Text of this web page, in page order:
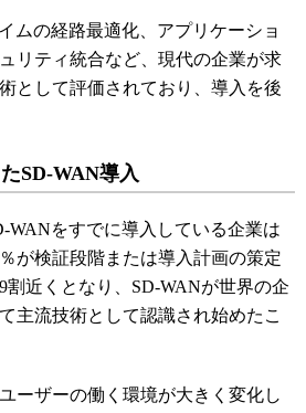
ムの経路最適化、アプリケーショ
リティ統合など、現代の企業が求
として評価されており、導入を後
SD-WAN導入
WANをすでに導入している企業は
が検証段階または導入計画の策定
近くとなり、SD-WANが世界の企
主流技術として認識され始めたこ
ーザーの働く環境が大きく変化し